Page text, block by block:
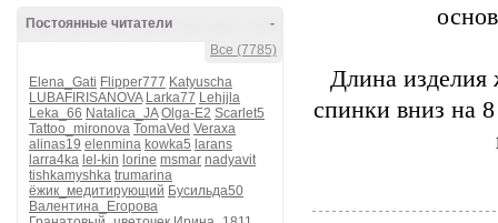
-
Постоянные читатели
Все (7785)
Elena_Gati Flipper777 Katyuscha
LUBAFIRISANOVA Larka77 Lehjjla
Leka_66 Natalica_JA Olga-E2 Scarlet5
Tattoo_mironova TomaVed Veraxa
alinas19 elenmina kowka5 larans
larra4ka lel-kin lorine msmar nadyavit
tishkamyshka trumarina
ёжик_медитирующий Бусильда50
Валентина_Егорова
Длина изделия
спинки вниз на